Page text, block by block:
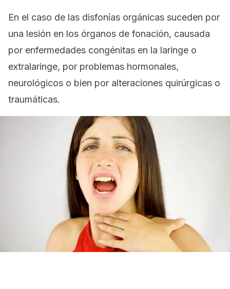
En el caso de las disfonías orgánicas suceden por
una lesión en los órganos de fonación, causada
por enfermedades congénitas en la laringe o
extralaringe, por problemas hormonales,
neurológicos o bien por alteraciones quirúrgicas o
traumáticas.